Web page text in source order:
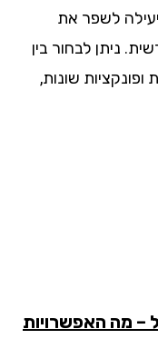
לשפר את
לבחור בין
שונות,
האפשרויות